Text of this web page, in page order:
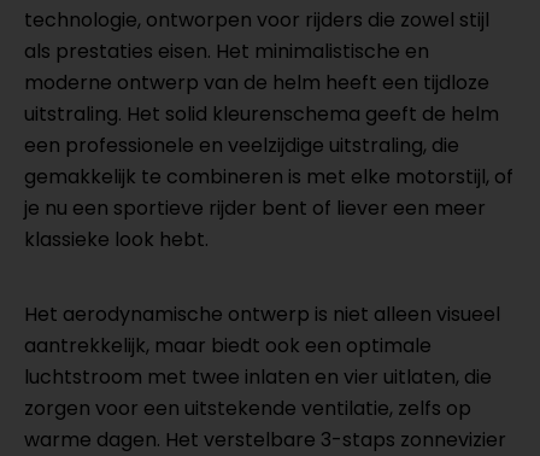
technologie, ontworpen voor rijders die zowel stijl
als prestaties eisen. Het minimalistische en
moderne ontwerp van de helm heeft een tijdloze
uitstraling. Het solid kleurenschema geeft de helm
een professionele en veelzijdige uitstraling, die
gemakkelijk te combineren is met elke motorstijl, of
je nu een sportieve rijder bent of liever een meer
klassieke look hebt.
Het aerodynamische ontwerp is niet alleen visueel
aantrekkelijk, maar biedt ook een optimale
luchtstroom met twee inlaten en vier uitlaten, die
zorgen voor een uitstekende ventilatie, zelfs op
warme dagen. Het verstelbare 3-staps zonnevizier